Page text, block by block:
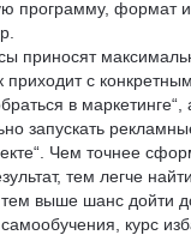
программу, формат и
приносят
приходит с
в маркетинге“,
запускать
Чем точнее
тем легче
выше шанс дойти
курс